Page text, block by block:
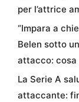
per l’attrice
“Impara a
Belen sotto
attacco: cosa
La Serie A
attaccante: